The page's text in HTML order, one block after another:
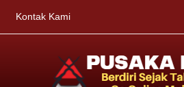
Kontak Kami